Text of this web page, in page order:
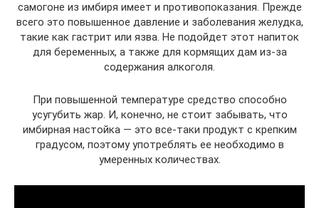
самогоне из имбиря имеет и противопоказания. Прежде
всего это повышенное давление и заболевания желудка,
такие как гастрит или язва. Не подойдет этот напиток
для беременных, а также для кормящих дам из-за
содержания алкоголя.
При повышенной температуре средство способно
усугубить жар. И, конечно, не стоит забывать, что
имбирная настойка — это все-таки продукт с крепким
градусом, поэтому употреблять ее необходимо в
умеренных количествах.